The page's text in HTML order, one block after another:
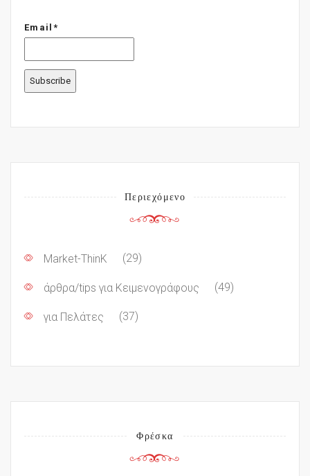
Email*
Περιεχόμενο
Market-ThinK (29)
άρθρα/tips για Κειμενογράφους (49)
για Πελάτες (37)
Φρέσκα